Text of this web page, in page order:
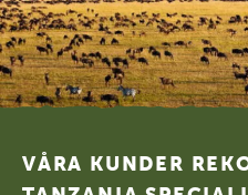
VÅRA KUNDER